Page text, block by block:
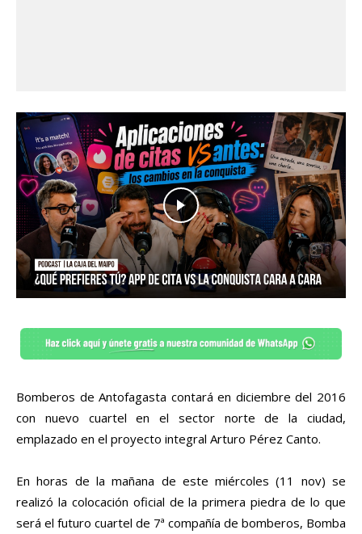
Bomberos de Antofagasta contará en diciembre del 2016
con nuevo cuartel en el sector norte de la ciudad,
emplazado en el proyecto integral Arturo Pérez Canto.
En horas de la mañana de este miércoles (11 nov) se
realizó la colocación oficial de la primera piedra de lo que
será el futuro cuartel de 7ª compañía de bomberos, Bomba